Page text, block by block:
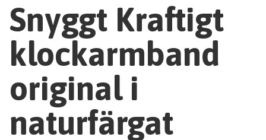
Snyggt Kraftigt
klockarmband
original i
naturfärgat